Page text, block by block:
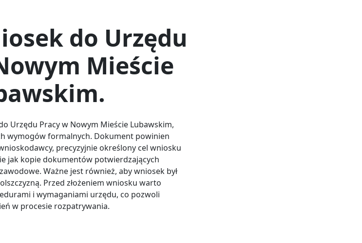
do Urzędu
Mieście
Urzędu Pracy w Nowym Mieście Lubawskim,
wymogów formalnych. Dokument powinien
precyzyjnie określony cel wniosku
jak kopie dokumentów potwierdzających
Ważne jest również, aby wniosek był
Przed złożeniem wniosku warto
i wymaganiami urzędu, co pozwoli
w procesie rozpatrywania.